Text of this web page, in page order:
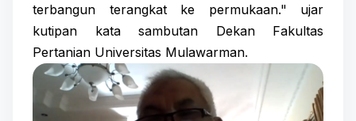
terbangun terangkat ke permukaan." ujar
kutipan kata sambutan Dekan Fakultas
Pertanian Universitas Mulawarman.